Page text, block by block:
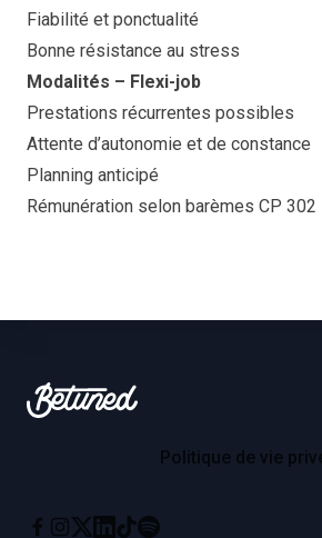
Fiabilité et ponctualité
Bonne résistance au stress
Modalités – Flexi-job
Prestations récurrentes possibles
Attente d’autonomie et de constance
Planning anticipé
Rémunération selon barèmes CP
Betuned
Politique de vie
Instagram
X Linkedin
TiktokSpotify